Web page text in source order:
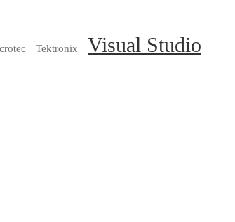
Tektronix Visual Studio